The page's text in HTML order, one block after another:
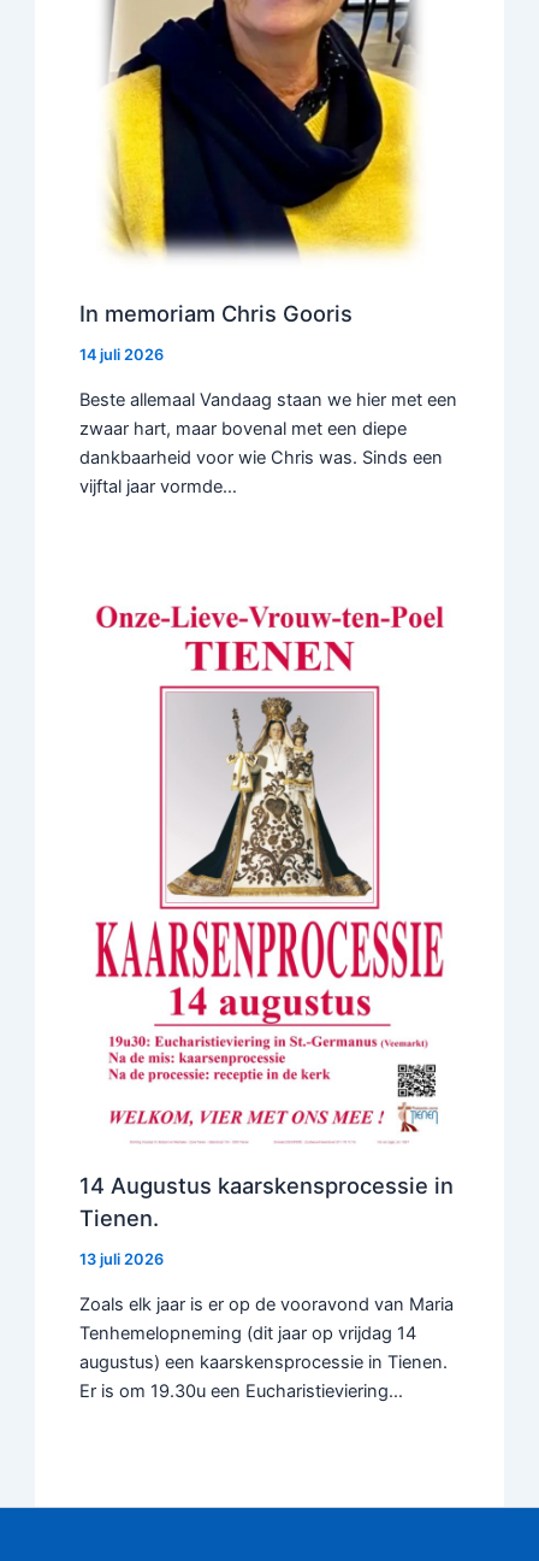
In memoriam Chris Gooris
14 juli 2026
Beste allemaal Vandaag staan we hier met een
zwaar hart, maar bovenal met een diepe
dankbaarheid voor wie Chris was. Sinds een
vijftal jaar vormde…
14 Augustus kaarskensprocessie in
Tienen.
13 juli 2026
Zoals elk jaar is er op de vooravond van Maria
Tenhemelopneming (dit jaar op vrijdag 14
augustus) een kaarskensprocessie in Tienen.
Er is om 19.30u een Eucharistieviering…